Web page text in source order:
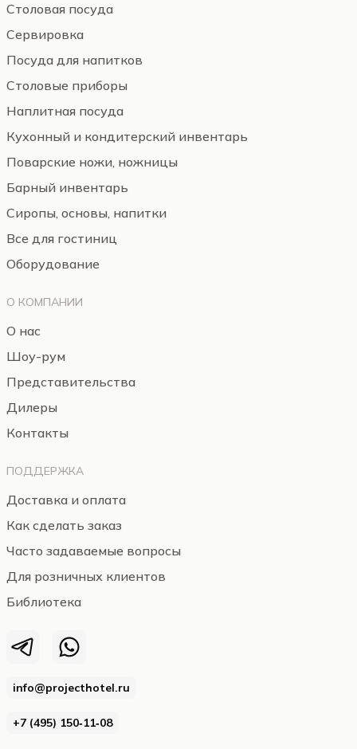
info@projecthotel.ru
+7 (495) 150‑11‑08
Столовая посуда
Сервировка
Посуда для напитков
Столовые приборы
Наплитная посуда
Кухонный и кондитерский инвентарь
Поварские ножи, ножницы
Барный инвентарь
Сиропы, основы, напитки
Все для гостиниц
Оборудование
О КОМПАНИИ
О нас
Шоу-рум
Представительства
Дилеры
Контакты
ПОДДЕРЖКА
Доставка и оплата
Как сделать заказ
Часто задаваемые вопросы
Для розничных клиентов
Библиотека